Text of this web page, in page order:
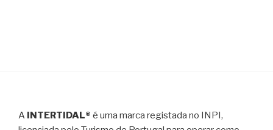
A INTERTIDAL® é uma marca registada no INPI,